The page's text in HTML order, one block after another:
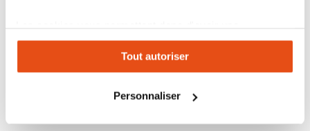
expérience personnalisée sur notre site. Vous pouvez
changer votre choix à n'importe quel moment. Refuser
tous les cookies peut limiter certaines fonctionnalités.
Tout autoriser
Personnaliser
moins de nuisances et bien moins de piqûres.
pour une femme enceinte ?